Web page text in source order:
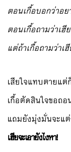
ตอนเกื้อบอกว่าอ
ตอนเกื้อถามว่าเฮี
แต่ถ้าเกื้อถามว่าเ
เสียใจแทบตายแ
เกื้อตัดสินใจขอถ
แถมยังมุ่งมั่นจะแ
เฮียจะเอายังไงหา!